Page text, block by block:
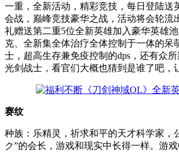
一重，全新活动，精彩竞技，每日登陆送
会战，巅峰竞技豪华之战，活动将会轮流
礼赠送第二重5位全新英雄加入豪华英雄
克、全新集全体治疗全体控制于一体的呆
士，超高生存兼免疫控制的dps，还有众
光剑战士，看官们大概也猜到是谁了吧，
赛纹
种族：乐精灵，祈求和平的天才科学家，
ク”的会长，游戏和现实中长得一样。游